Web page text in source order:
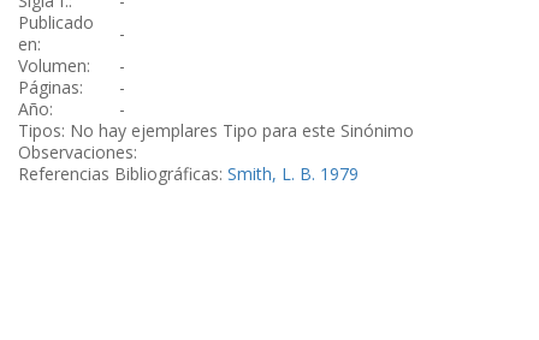
Publicado
en:
-
Volumen:
-
Páginas:
-
Año:
-
Tipos: No hay ejemplares Tipo para este Sinónimo
Observaciones:
Referencias Bibliográficas: Smith, L. B. 1979